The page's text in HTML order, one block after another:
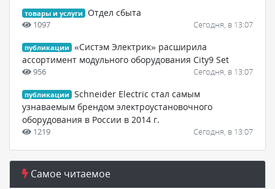
товары и услуги Отдел сбыта
1097 Сегодня, в 13:07
публикации
«Систэм Электрик» расширила
ассортимент модульного оборудования City9 Set
956 Сегодня, в 13:07
публикации
Schneider Electric стал самым
узнаваемым брендом электроустановочного
оборудования в России в 2014 г.
1219 Сегодня, в 13:07
Самое читаемое